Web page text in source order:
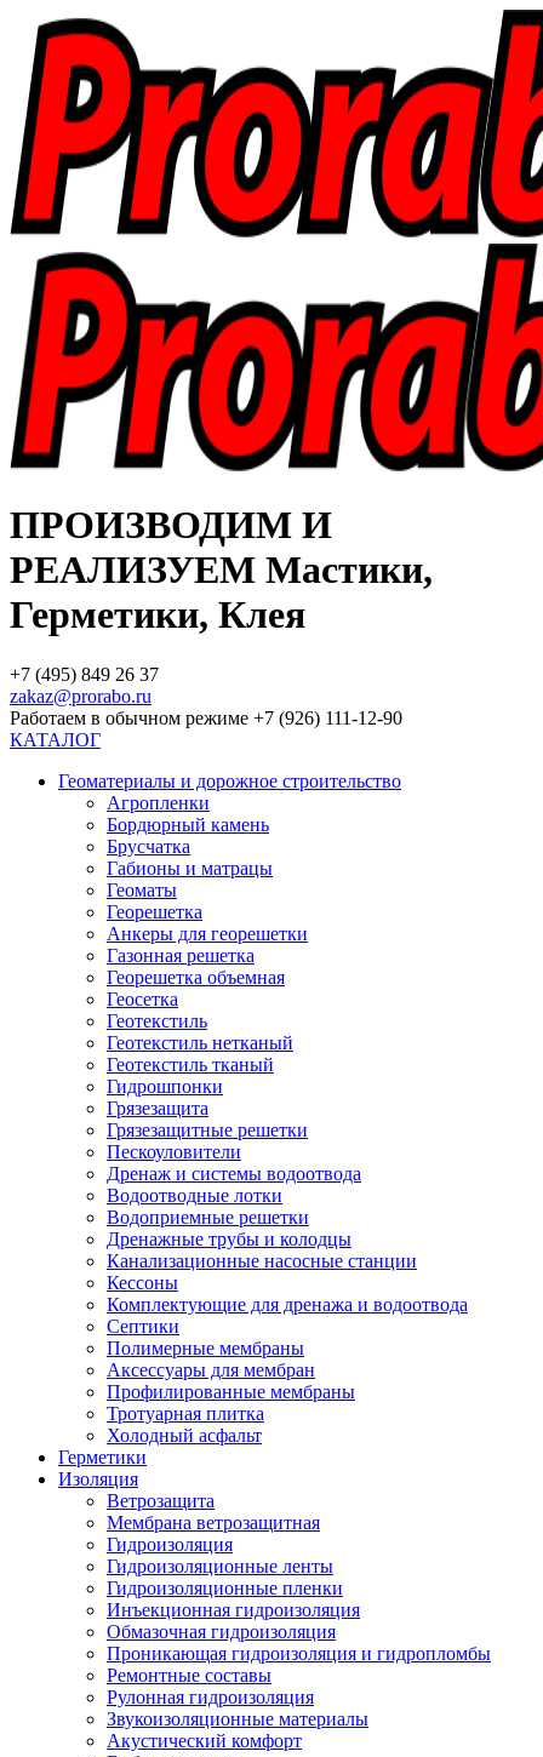
ПРОИЗВОДИМ И
РЕАЛИЗУЕМ Мастики,
Герметики, Клея
+7 (495) 849 26 37
zakaz@prorabo.ru
Работаем в обычном режиме +7 (926) 111-12-90
КАТАЛОГ
Геоматериалы и дорожное строительство
Агропленки
Бордюрный камень
Брусчатка
Габионы и матрацы
Геоматы
Георешетка
Анкеры для георешетки
Газонная решетка
Георешетка объемная
Геосетка
Геотекстиль
Геотекстиль нетканый
Геотекстиль тканый
Гидрошпонки
Грязезащита
Грязезащитные решетки
Пескоуловители
Дренаж и системы водоотвода
Водоотводные лотки
Водоприемные решетки
Дренажные трубы и колодцы
Канализационные насосные станции
Кессоны
Комплектующие для дренажа и водоотвода
Септики
Полимерные мембраны
Аксессуары для мембран
Профилированные мембраны
Тротуарная плитка
Холодный асфальт
Герметики
Изоляция
Ветрозащита
Мембрана ветрозащитная
Гидроизоляция
Гидроизоляционные ленты
Гидроизоляционные пленки
Инъекционная гидроизоляция
Обмазочная гидроизоляция
Проникающая гидроизоляция и гидропломбы
Ремонтные составы
Рулонная гидроизоляция
Звукоизоляционные материалы
Акустический комфорт